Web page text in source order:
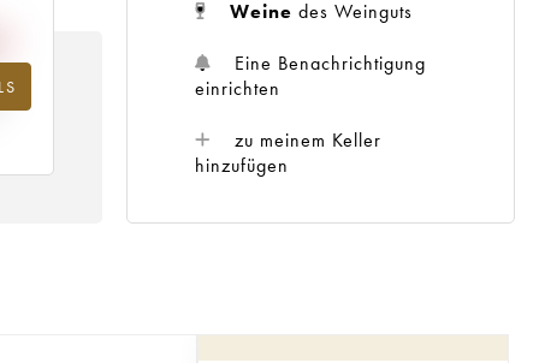
Weine des Weinguts
Eine Benachrichtigung
einrichten
zu meinem Keller
hinzufügen